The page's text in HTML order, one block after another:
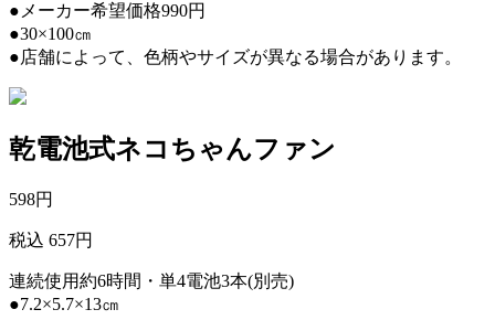
●メーカー希望価格990円
●30×100㎝
●店舗によって、色柄やサイズが異なる場合があります。
乾電池式ネコちゃんファン
598円
税込 657円
連続使用約6時間・単4電池3本(別売)
●7.2×5.7×13㎝